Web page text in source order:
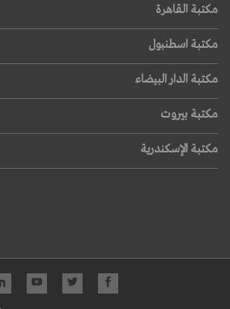
مكتبة القاهرة
مكتبة اسطنبول
مكتبة الدار البيضاء
مكتبة بيروت
مكتبة الإسكندرية